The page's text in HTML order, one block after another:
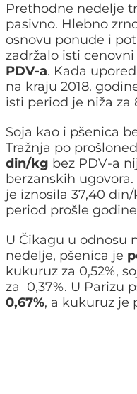
Prethodne nedelje
pasivno. Hlebno
osnovu ponude i
zadržalo isti
PDV-a. Kada
na kraju 2018.
isti period je niža za
Soja kao i pšenica
Tražnja po
din/kg bez PDV-a
berzanskih
je iznosila 37,40
period prošle
U Čikagu u odnosu
nedelje, pšenica je
kukuruz za 0,52%,
za 0,37%. U Parizu
0,67%, a kukuruz je